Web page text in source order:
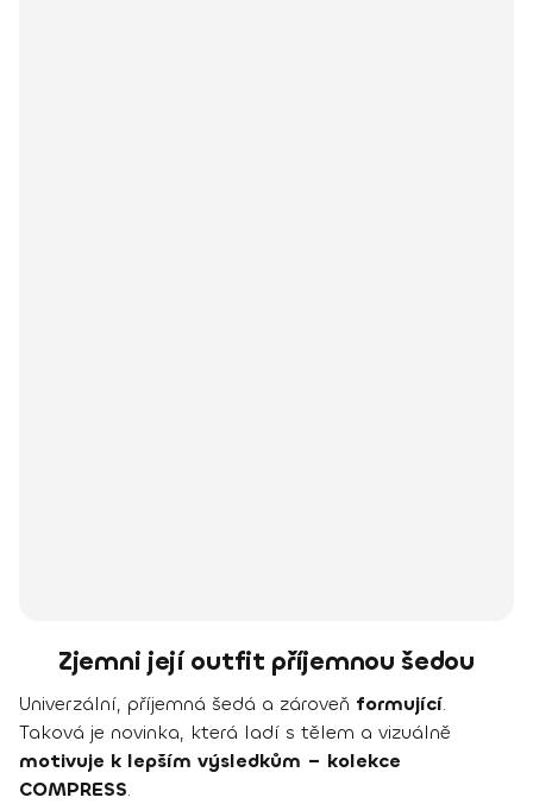
Zjemni její outfit příjemnou šedou
Univerzální, příjemná šedá a zároveň formující.
Taková je novinka, která ladí s tělem a vizuálně
motivuje k lepším výsledkům – kolekce
COMPRESS.